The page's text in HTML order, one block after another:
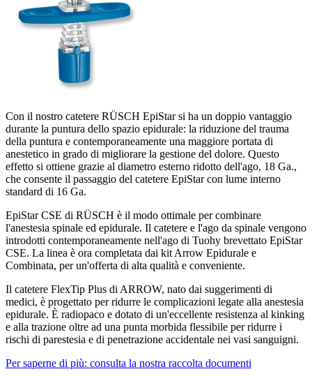
Con il nostro catetere RÜSCH EpiStar si ha un doppio vantaggio
durante la puntura dello spazio epidurale: la riduzione del trauma
della puntura e contemporaneamente una maggiore portata di
anestetico in grado di migliorare la gestione del dolore. Questo
effetto si ottiene grazie al diametro esterno ridotto dell'ago, 18 Ga.,
che consente il passaggio del catetere EpiStar con lume interno
standard di 16 Ga.
EpiStar CSE di RÜSCH è il modo ottimale per combinare
l'anestesia spinale ed epidurale. Il catetere e l'ago da spinale vengono
introdotti contemporaneamente nell'ago di Tuohy brevettato EpiStar
CSE. La linea è ora completata dai kit Arrow Epidurale e
Combinata, per un'offerta di alta qualità e conveniente.
Il catetere FlexTip Plus di ARROW, nato dai suggerimenti di
medici, è progettato per ridurre le complicazioni legate alla anestesia
epidurale. È radiopaco e dotato di un'eccellente resistenza al kinking
e alla trazione oltre ad una punta morbida flessibile per ridurre i
rischi di parestesia e di penetrazione accidentale nei vasi sanguigni.
Per saperne di più: consulta la nostra raccolta documenti